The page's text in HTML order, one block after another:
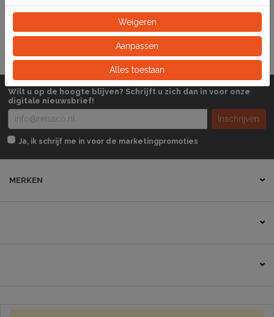
Eeinheid
Wilt u op de hoogte blijven? Schrijft u zich dan in voor onze
digitale nieuwsbrief!
Inschrijven
Ja, ik schrijf me in voor de marketingpromoties
MERKEN
Weigeren
Aanpassen
Alles toestaan